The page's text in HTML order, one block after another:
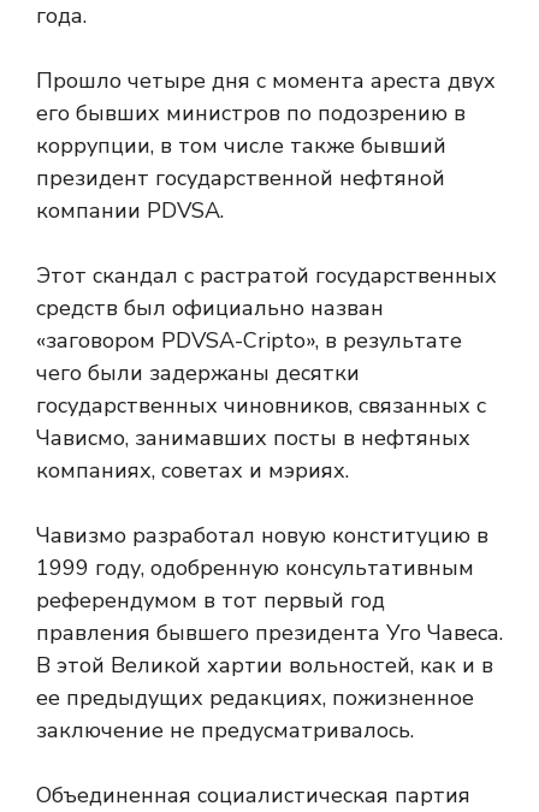
года.
Прошло четыре дня с момента ареста двух
его бывших министров по подозрению в
коррупции, в том числе также бывший
президент государственной нефтяной
компании PDVSA.
Этот скандал с растратой государственных
средств был официально назван
«заговором PDVSA-Cripto», в результате
чего были задержаны десятки
государственных чиновников, связанных с
Чависмо, занимавших посты в нефтяных
компаниях, советах и ​​мэриях.
Чавизмо разработал новую конституцию в
1999 году, одобренную консультативным
референдумом в тот первый год
правления бывшего президента Уго Чавеса.
В этой Великой хартии вольностей, как и в
ее предыдущих редакциях, пожизненное
заключение не предусматривалось.
Объединенная социалистическая партия